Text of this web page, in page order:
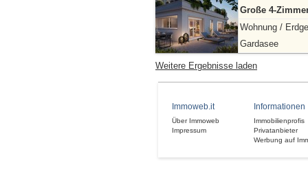
Große 4-
Wohnung /
Gardasee
Weitere Ergebnisse laden
Immoweb.it
Über Immoweb
Impressum
Informationen
Immobilienprofis
Privatanbieter
Werbung auf